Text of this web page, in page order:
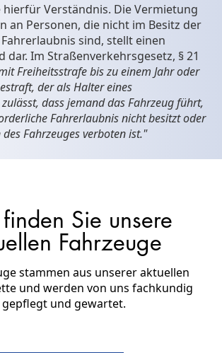
hierfür Verständnis. Die Vermietung
an Personen, die nicht im Besitz der
sind, stellt einen
dar. Im Straßenverkehrsgesetz, § 21
Freiheitsstrafe bis zu einem Jahr oder
der als Halter eines
dass jemand das Fahrzeug führt,
Fahrerlaubnis nicht besitzt oder
Fahrzeuges verboten ist."
Sie unsere
Fahrzeuge
stammen aus unserer aktuellen
und werden von uns fachkundig
gepflegt und gewartet.